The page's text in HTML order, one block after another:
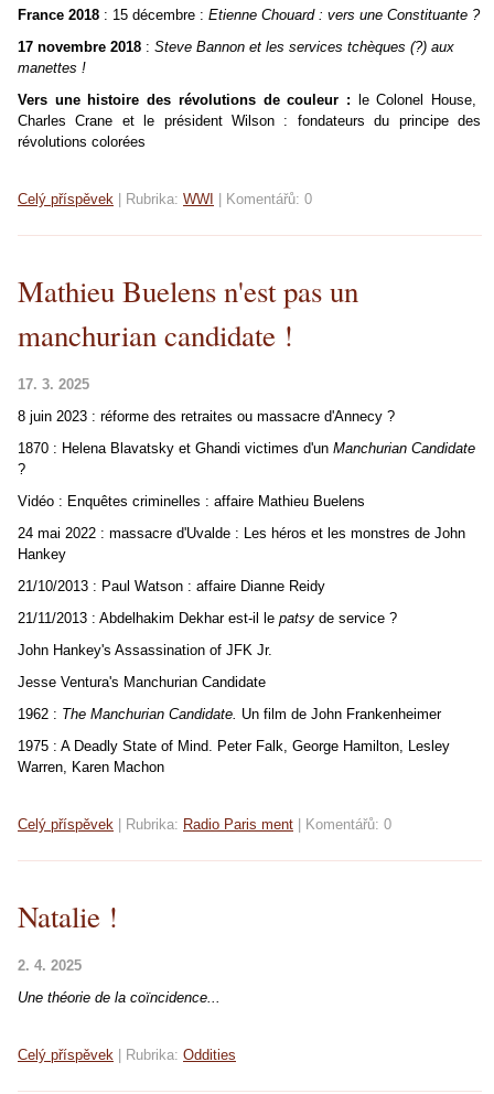
France 2018 : 15 décembre : Etienne Chouard : vers une Constituante ?
17 novembre 2018 : Steve Bannon et les services tchèques (?) aux
manettes !
Vers une histoire des révolutions de couleur :
le Colonel House,
Charles Crane et le président Wilson : fondateurs du principe des
révolutions colorées
Celý příspěvek Rubrika: WWI Komentářů: 0
Mathieu Buelens n'est pas un
manchurian candidate !
17. 3. 2025
8 juin 2023 : réforme des retraites ou massacre d'Annecy ?
1870 : Helena Blavatsky et Ghandi victimes d'un Manchurian Candidate
?
Vidéo : Enquêtes criminelles : affaire Mathieu Buelens
24 mai 2022 : massacre d'Uvalde : Les héros et les monstres de John
Hankey
21/10/2013 : Paul Watson : affaire Dianne Reidy
21/11/2013 : Abdelhakim Dekhar est-il le patsy de service ?
John Hankey's Assassination of JFK Jr.
Jesse Ventura's Manchurian Candidate
1962 : The Manchurian Candidate. Un film de John Frankenheimer
1975 : A Deadly State of Mind. Peter Falk, George Hamilton, Lesley
Warren, Karen Machon
Celý příspěvek Rubrika: Radio Paris ment Komentářů: 0
Natalie !
2. 4. 2025
Une théorie de la coïncidence...
Celý příspěvek Rubrika: Oddities